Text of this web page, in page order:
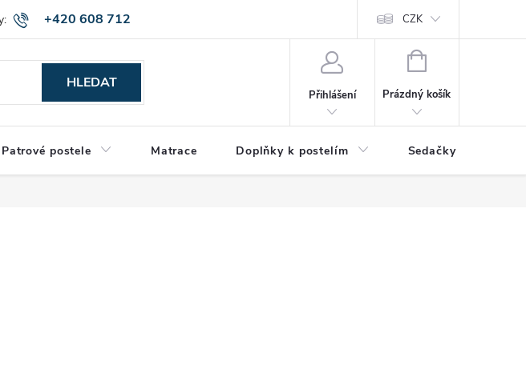
+420 608 712
Montáž a výnos zboží Podmínky ochrany osobních údajů
CZK
HLEDAT
Přihlášení
NÁKUPNÍ
Prázdný košík
Patrové postele Matrace Doplňky k postelím Sedačky